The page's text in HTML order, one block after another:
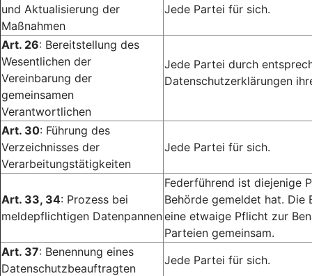
und Aktualisierung der
Maßnahmen
Jede Partei für sich.
Art. 26: Bereitstellung des
Wesentlichen der
Vereinbarung der
gemeinsamen
Verantwortlichen
Jede Partei durch
Datenschutzerklärungen
Art. 30: Führung des
Verzeichnisses der
Verarbeitungstätigkeiten
Jede Partei für sich.
Art. 33, 34: Prozess bei
meldepflichtigen Datenpannen
Federführend ist diejenige
Behörde gemeldet hat. Die
eine etwaige Pflicht zur
Parteien gemeinsam.
Art. 37: Benennung eines
Datenschutzbeauftragten
Jede Partei für sich.